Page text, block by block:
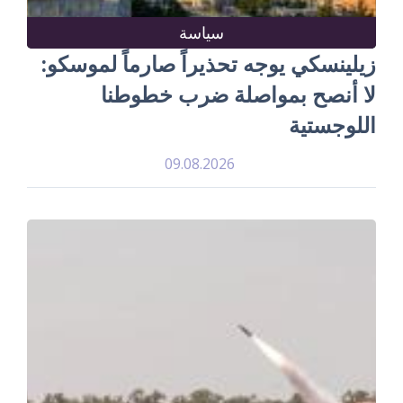
سياسة
زيلينسكي يوجه تحذيراً صارماً لموسكو:
لا أنصح بمواصلة ضرب خطوطنا
اللوجستية
09.08.2026